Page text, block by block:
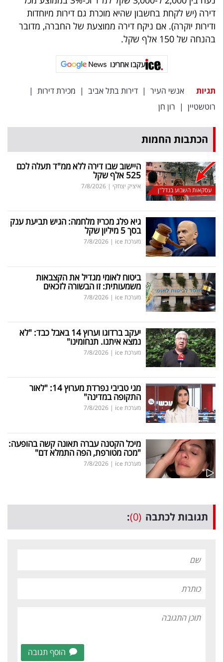
דירה (יש לקחת בחשבון שהיא מוכרת גם דירות מיוחדות
ודירות יוקרה). אם ניקח דירה ממוצעת של החברה, מדובר
בהנחה של 150 אלף שקל.
עקבו אחרינו
תגיות אנשי העיר | דירות בתל אביב | מכירת דירות |
רוטשטיין | רון חן
הכתבות החמות
עסקאות השבוע בנדל"ן
היישוב שבו דירה ללא ממ"ד תעלה לכם
525 אלף שקל
איציק יצחקי |
7/8/2026
גיא פלג מכריז מלחמה: הגיש תביעת ענק
בסך 5 מיליון שקל
מערכת ice |
7/8/2026
ביטוח לאומי מגדיל את הקצבאות
משמעותית: זו הבשורה לזכאים
מערכת ice |
7/8/2026
יעקב ברדוגו וערוץ 14 באבל כבד: "לא
נמצא איתנו. תנחומינו"
מערכת ice |
7/8/2026
מגי טביבי נפרדת מערוץ 14: "לאור
התקופה במדינה"
מערכת ice |
7/8/2026
מיכל הקטנה עברה תאונה קשה בהופעה:
"מכה מטורפת, הפה התמלא דם"
מערכת ice |
7/8/2026
תגובות לכתבה (0)
:
הוסף תגובה